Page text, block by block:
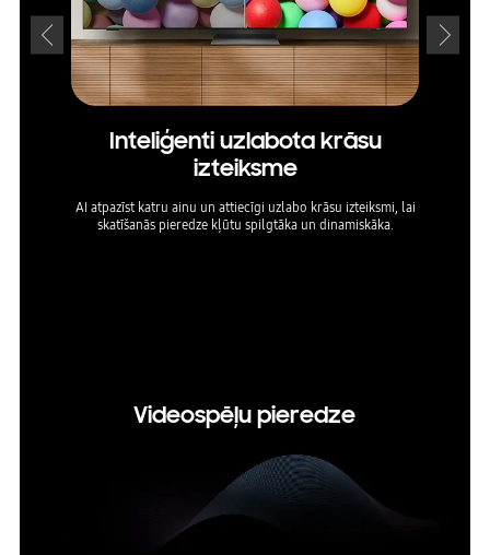
Inteliģenti uzlabota krāsu
izteiksme
AI atpazīst katru ainu un attiecīgi uzlabo krāsu izteiksmi, lai
skatīšanās pieredze kļūtu spilgtāka un dinamiskāka.
Videospēļu pieredze